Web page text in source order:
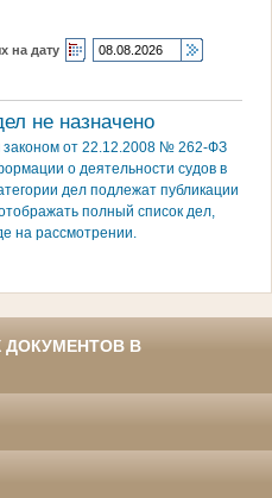
на дату
не назначено
законом от 22.12.2008 № 262-ФЗ
о деятельности судов в
дел подлежат публикации
полный список дел,
на рассмотрении.
ДОКУМЕНТОВ В